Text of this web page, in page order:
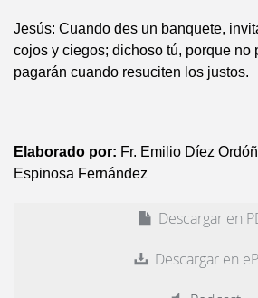
Jesús: Cuando des un banquete,
cojos y ciegos; dichoso tú, porque no
pagarán cuando resuciten los justos.
Elaborado por: Fr. Emilio Díez
Espinosa Fernández
Descargar en
Descargar en